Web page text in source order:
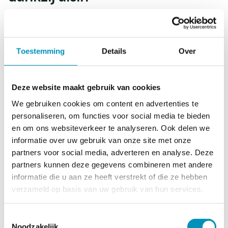
Toestemming Details Over
Deze website maakt gebruik van cookies
We gebruiken cookies om content en advertenties te
personaliseren, om functies voor social media te bieden
en om ons websiteverkeer te analyseren. Ook delen we
informatie over uw gebruik van onze site met onze
partners voor social media, adverteren en analyse. Deze
partners kunnen deze gegevens combineren met andere
informatie die u aan ze heeft verstrekt of die ze hebben
verzameld op basis van uw gebruik van hun services.
De Avond4daagse is voor duizenden kinderen een
feestelijk wandelspektakel én hun eerste
locaties in het land is er dit jaar extra aandacht
voor feestelijke aankleding dankzij de
starten onder een vrolijke feestboog, lopen mee
met mascotte Fiero, ontvangen kleurrijke
festivalbandjes en genieten onderweg van muziek
van een DJ en het officiële lied van Sarita Lorena.
“We willen deze ervaring nóg leuker maken door
onderweg nog meer gezelligheid toe te voegen,
zonder af te doen aan het wandelen zelf,” zegt
Hella de Weger (a.s.r.). Ook Gijs Janssen (KWbN)
benadrukt het belang van deze feestelijke insteek:
“Mooi dat we zo lokale vrijwilligers en